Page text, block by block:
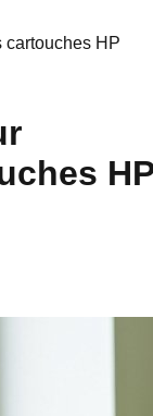
cartouches HP